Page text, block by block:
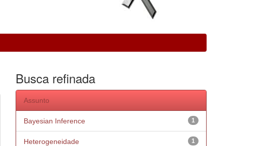
Busca refinada
Assunto
1
Bayesian Inference
1
Heterogeneidade